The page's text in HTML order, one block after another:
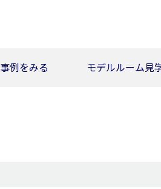
事例をみる モデルルーム見